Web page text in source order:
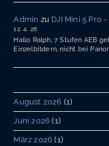
Admin zu DJI Mini 5 Pro
12. 4. 26
Hallo Ralph, 7 Stufen AEB
Einzelbildern, nicht bei
August 2026 (1)
Juni 2026 (1)
März 2026 (1)